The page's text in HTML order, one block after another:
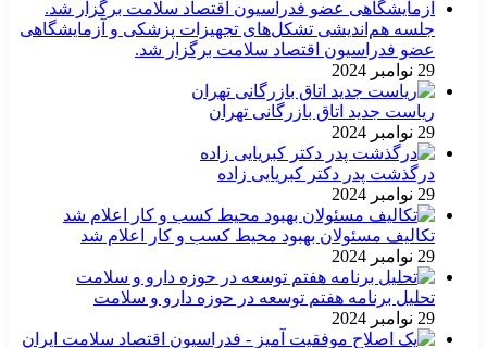
جلسه هم‌اندیشی تشکل‌های تجهیزات پزشکی و آزمایشگاهی
عضو فدراسیون اقتصاد سلامت برگزار شد.
29 نوامبر 2024
ریاست جدید اتاق بازرگانی تهران
29 نوامبر 2024
درگذشت پدر دکتر کبریایی زاده
29 نوامبر 2024
تکالیف مسئولان بهبود محیط کسب و کار اعلام شد
29 نوامبر 2024
تحلیل برنامه هفتم توسعه در حوزه دارو و سلامت
29 نوامبر 2024